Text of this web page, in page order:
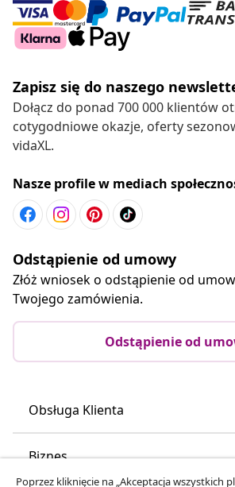
Zapisz się do naszego
Dołącz do ponad 700 000 klientów
cotygodniowe okazje, oferty
vidaXL.
Nasze profile w mediach
Odstąpienie od umowy
Złóż wniosek o odstąpienie od
Twojego zamówienia.
Odstąpienie od
Obsługa Klienta
Biznes
Poprzez kliknięcie na „Akceptacja wszystkich